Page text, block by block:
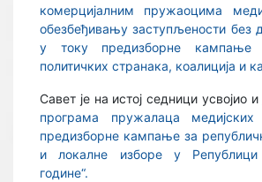
комерцијалним пружаоцима
обезбеђивању заступљености без
у току предизборне кампање
политичких странака, коалиција и
Савет је на истој седници усвојио и
програма пружалаца
предизборне кампање за
и локалне изборе у
године“.